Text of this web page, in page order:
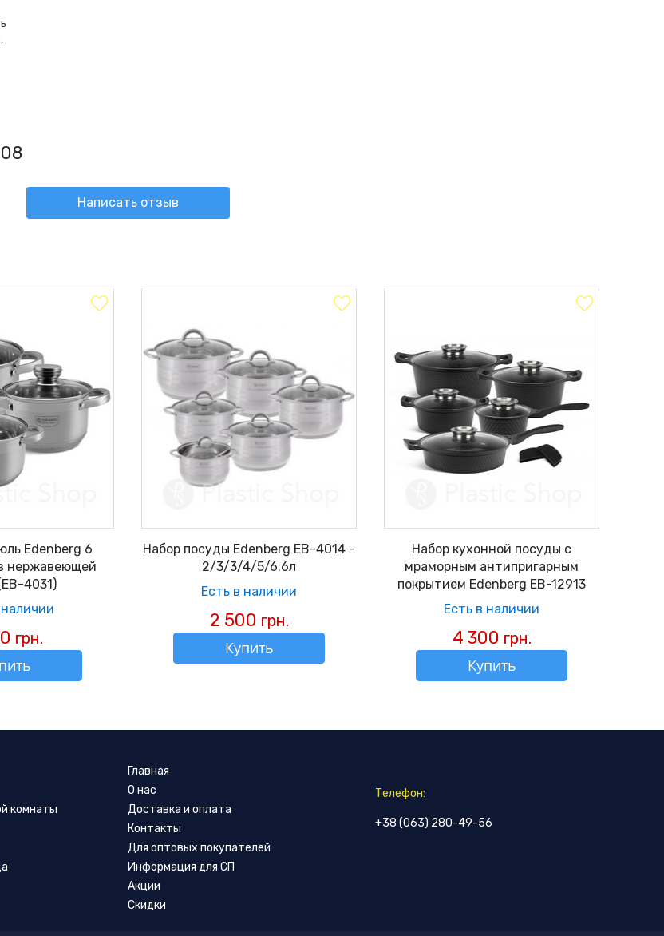
Написать отзыв
Edenberg 6
нержавеющей
4031)
грн.
Набор посуды Edenberg EB-4014 -
2/3/3/4/5/6.6л
Есть в наличии
2 500 грн.
Купить
Набор кухонной посуды с
мраморным антипригарным
покрытием Edenberg EB-12913
Есть в наличии
4 300 грн.
Купить
комнаты
Главная
О нас
Доставка и оплата
Контакты
Для оптовых покупателей
Информация для СП
Акции
Скидки
Телефон:
+38 (063) 280-49-56